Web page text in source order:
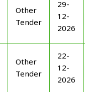
Other
Tender
29-
12-
2026
Other
Tender
22-
12-
2026